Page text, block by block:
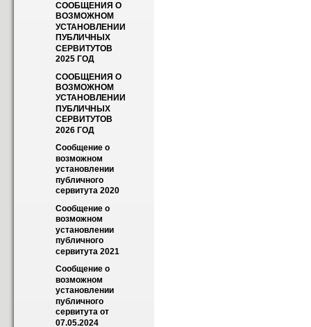
СООБЩЕНИЯ О
ВОЗМОЖНОМ
УСТАНОВЛЕНИИ
ПУБЛИЧНЫХ
СЕРВИТУТОВ
2025 ГОД
СООБЩЕНИЯ О
ВОЗМОЖНОМ
УСТАНОВЛЕНИИ
ПУБЛИЧНЫХ
СЕРВИТУТОВ
2026 ГОД
Сообщение о
возможном
установлении
публичного
сервитута 2020
Сообщение о
возможном
установлении
публичного
сервитута 2021
Сообщение о
возможном
установлении
публичного
сервитута от
07.05.2024